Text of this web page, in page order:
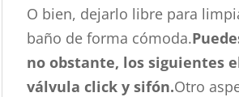
O bien, dejarlo libre para
baño de forma cómoda.
no obstante, los siguientes
válvula click y sifón.Otro